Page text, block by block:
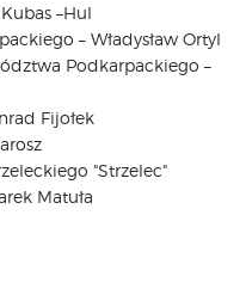
–Hul
– Władysław Ortyl
Podkarpackiego –
Fijołek
"Strzelec"
Matuła